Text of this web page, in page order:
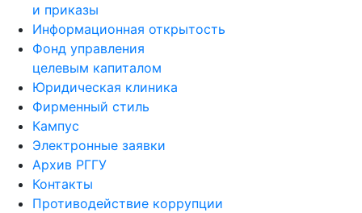
и приказы
Информационная открытость
Фонд управления
целевым капиталом
Юридическая клиника
Фирменный стиль
Кампус
Электронные заявки
Архив РГГУ
Контакты
Противодействие коррупции